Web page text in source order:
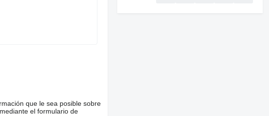
que le sea posible sobre
el formulario de